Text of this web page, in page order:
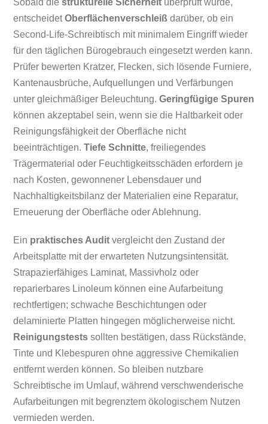
entscheidetOberflächenverschleiß darüber, ob ein
Second-Life-Schreibtisch mit minimalem Eingriff wieder
für den täglichen Bürogebrauch eingesetzt werden kann.
Prüfer bewerten Kratzer, Flecken, sich lösende Furniere,
Kantenausbrüche, Aufquellungen und Verfärbungen
unter gleichmäßiger Beleuchtung.Geringfügige Spuren
können akzeptabel sein, wenn sie die Haltbarkeit oder
Reinigungsfähigkeit der Oberfläche nicht
beeinträchtigen.Tiefe Schnitte, freiliegendes
Trägermaterial oder Feuchtigkeitsschäden erfordern je
nach Kosten, gewonnener Lebensdauer und
Nachhaltigkeitsbilanz der Materialien eine Reparatur,
Erneuerung der Oberfläche oder Ablehnung.
Ein praktisches Audit vergleicht den Zustand der
Arbeitsplatte mit der erwarteten Nutzungsintensität.
Strapazierfähiges Laminat, Massivholz oder
reparierbares Linoleum können eine Aufarbeitung
rechtfertigen; schwache Beschichtungen oder
delaminierte Platten hingegen möglicherweise nicht.
Reinigungstests sollten bestätigen, dass Rückstände,
Tinte und Klebespuren ohne aggressive Chemikalien
entfernt werden können. So bleiben nutzbare
Schreibtische im Umlauf, während verschwenderische
Aufarbeitungen mit begrenztem ökologischem Nutzen
vermieden werden.